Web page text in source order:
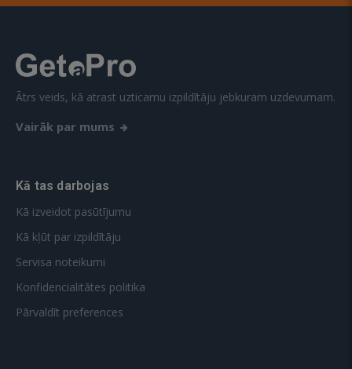
Ātrs veids, kā atrast uzticamu izpildītāju jebkuram uzdevumam.
Vairāk par mums
Kā tas darbojas
Kā izveidot pasūtījumu
Kā kļūt par izpildītāju
Servisa noteikumi
Konfidencialitātes politika
Pārvaldīt preferences